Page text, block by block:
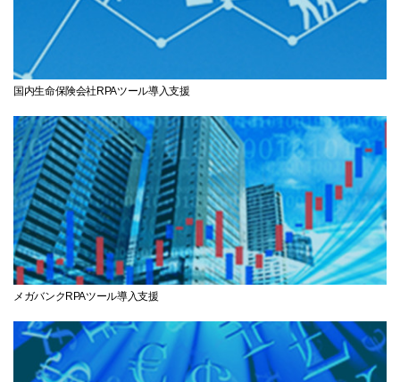
国内生命保険会社RPAツール導入支援
メガバンクRPAツール導入支援